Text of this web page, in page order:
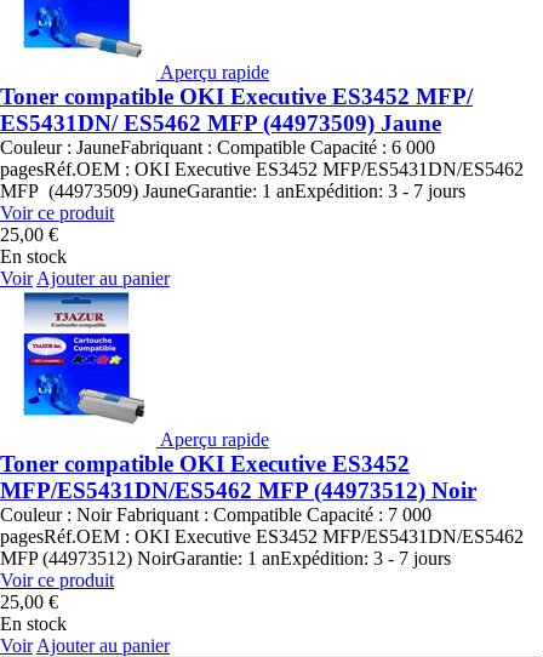
Aperçu rapide
Toner compatible OKI Executive ES3452 MFP/
ES5431DN/ ES5462 MFP (44973509) Jaune
Couleur : JauneFabriquant : Compatible Capacité : 6 000
pagesRéf.OEM : OKI Executive ES3452 MFP/ES5431DN/ES5462
MFP (44973509) JauneGarantie: 1 anExpédition: 3 - 7 jours
Voir ce produit
25,00 €
En stock
Voir Ajouter au panier
Aperçu rapide
Toner compatible OKI Executive ES3452
MFP/ES5431DN/ES5462 MFP (44973512) Noir
Couleur : Noir Fabriquant : Compatible Capacité : 7 000
pagesRéf.OEM : OKI Executive ES3452 MFP/ES5431DN/ES5462
MFP (44973512) NoirGarantie: 1 anExpédition: 3 - 7 jours
Voir ce produit
25,00 €
En stock
Voir Ajouter au panier